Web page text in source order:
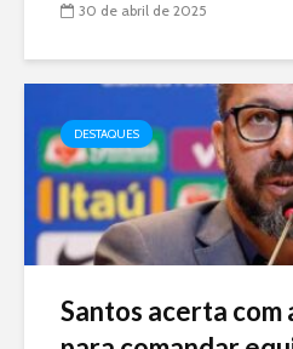
30 de abril de 2025
DESTAQUES
Santos acerta